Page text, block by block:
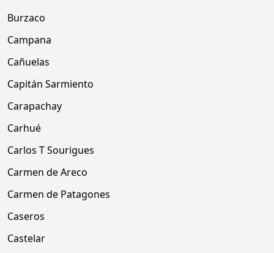
Burzaco
Campana
Cañuelas
Capitán Sarmiento
Carapachay
Carhué
Carlos T Sourigues
Carmen de Areco
Carmen de Patagones
Caseros
Castelar